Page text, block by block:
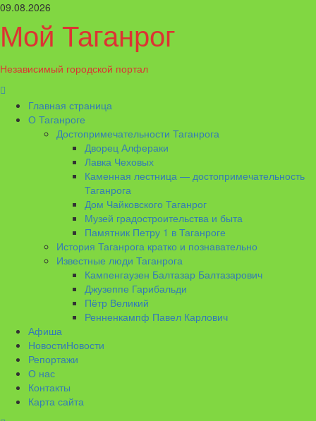
Перейти
содержимому
09.08.2026
Мой Таганрог
Независимый городской портал
менюГлавная страница
О Таганроге
Достопримечательности Таганрога
Дворец Алфераки
Лавка Чеховых
Каменная лестница — достопримечательность
Таганрога
Дом Чайковского Таганрог
Музей градостроительства и быта
Памятник Петру 1 в Таганроге
История Таганрога кратко и познавательно
Известные люди Таганрога
Кампенгаузен Балтазар Балтазарович
Джузеппе Гарибальди
Пётр Великий
Ренненкампф Павел Карлович
Афиша
НовостиНовости
Репортажи
О нас
Контакты
Карта сайта